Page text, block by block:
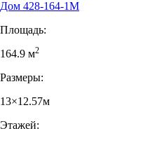
Дом 428-164-1М
Площадь:
164.9 м2
Размеры:
13×12.57м
Этажей: